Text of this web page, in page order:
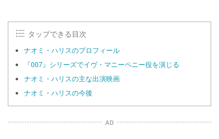
タップできる目次
ナオミ・ハリスのプロフィール
『007』シリーズでイヴ・マニーペニー役を演じる
ナオミ・ハリスの主な出演映画
ナオミ・ハリスの今後
AD